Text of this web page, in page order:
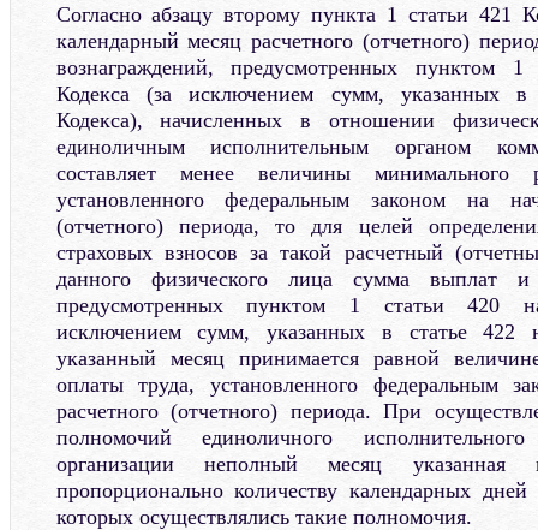
Согласно абзацу второму пункта 1 статьи 421
календарный месяц расчетного (отчетного)
вознаграждений, предусмотренных пунктом
Кодекса (за исключением сумм, указанных в
Кодекса), начисленных в отношении
единоличным исполнительным органом
составляет менее величины минимального
установленного федеральным законом на
(отчетного) периода, то для целей
страховых взносов за такой расчетный
данного физического лица сумма выплат и
предусмотренных пунктом 1 статьи 420
исключением сумм, указанных в статье 422
указанный месяц принимается равной
оплаты труда, установленного федеральным
расчетного (отчетного) периода. При
полномочий единоличного
организации неполный месяц указанная
пропорционально количеству календарных
которых осуществлялись такие полномочия.